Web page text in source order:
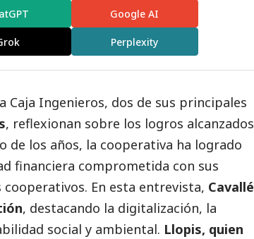
Google AI
Perplexity
Caja Ingenieros, dos de sus principales
, reflexionan sobre los logros alcanzados
de los años, la cooperativa ha logrado
financiera comprometida con sus
En esta entrevista, Cavallé
, destacando la digitalización, la
social y ambiental. Llopis, quien